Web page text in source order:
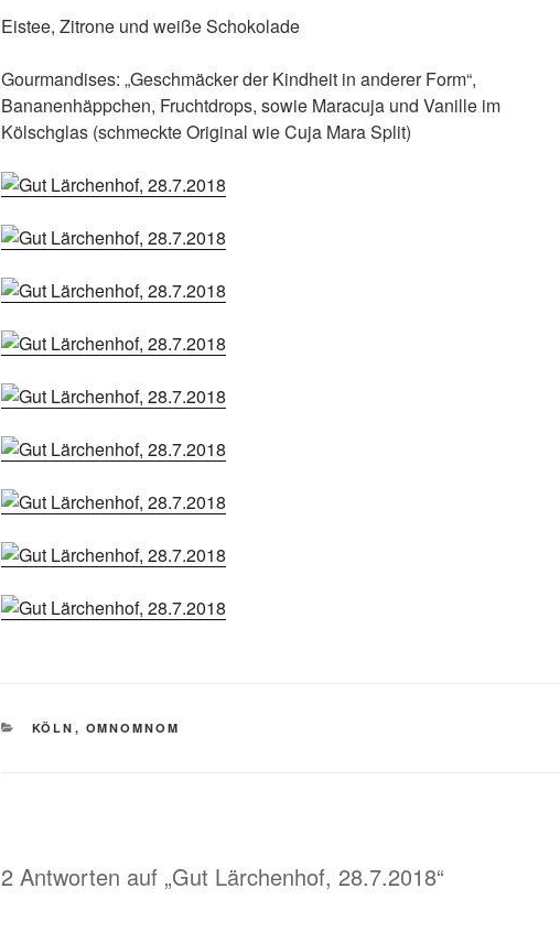
Eistee, Zitrone und weiße Schokolade
Gourmandises: „Geschmäcker der Kindheit in anderer Form“,
Bananenhäppchen, Fruchtdrops, sowie Maracuja und Vanille im
Kölschglas (schmeckte Original wie Cuja Mara Split)
KATEGORIEN
KÖLN , OMNOMNOM
2 Antworten auf „Gut Lärchenhof, 28.7.2018“